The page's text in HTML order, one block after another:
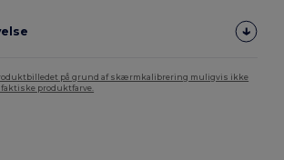
på grund af skærmkalibrering muligvis ikke
produktfarve.